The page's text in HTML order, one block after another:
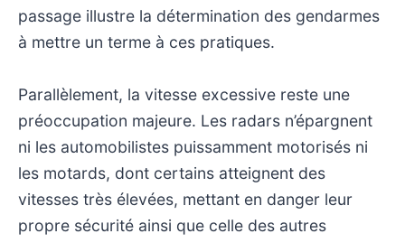
passage illustre la détermination des gendarmes
à mettre un terme à ces pratiques.
Parallèlement, la vitesse excessive reste une
préoccupation majeure. Les radars n’épargnent
ni les automobilistes puissamment motorisés ni
les motards, dont certains atteignent des
vitesses très élevées, mettant en danger leur
propre sécurité ainsi que celle des autres